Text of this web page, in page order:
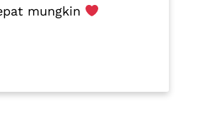
mungkin